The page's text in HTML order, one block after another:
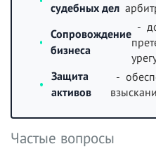
судебных дел
Сопровождение
бизнеса
-
Защита
активов
-
Частые вопросы